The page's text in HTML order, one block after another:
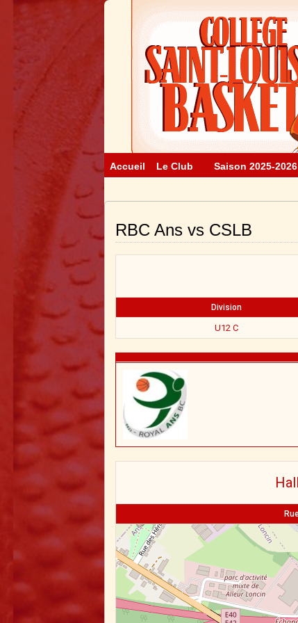
Accueil Le Club Saison 2025-2026
RBC Ans vs CSLB
Division
U12 C